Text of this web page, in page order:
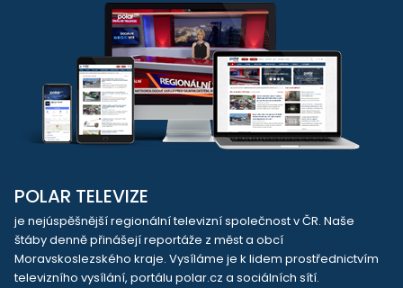
POLAR TELEVIZE
je nejúspěšnější regionální televizní společnost v ČR. Naše
štáby denně přinášejí reportáže z měst a obcí
Moravskoslezského kraje. Vysíláme je k lidem prostřednictvím
televizního vysílání, portálu polar.cz a sociálních sítí.